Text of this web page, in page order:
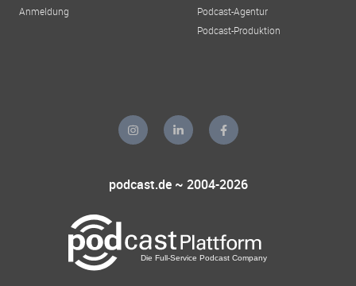
Anmeldung
Podcast-Agentur
Podcast-Produktion
podcast.de ~ 2004-2026